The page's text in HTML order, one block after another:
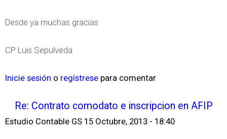
Desde ya muchas gracias
CP Luis Sepulveda
Inicie sesión o regístrese para comentar
Re: Contrato comodato e inscripcion en AFIP
Estudio Contable GS 15 Octubre, 2013 - 18:40